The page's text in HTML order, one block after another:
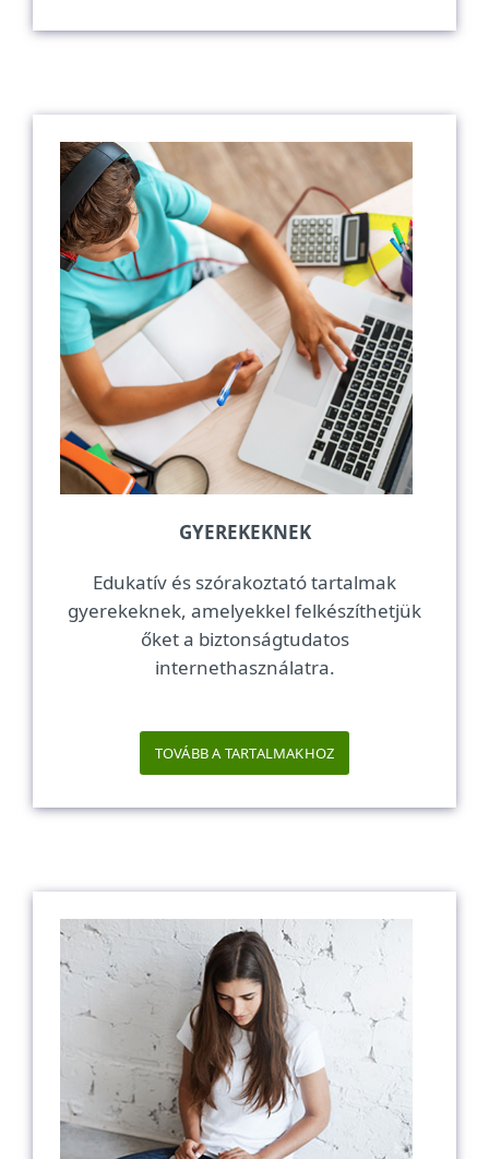
GYEREKEKNEK
Edukatív és szórakoztató tartalmak
gyerekeknek, amelyekkel felkészíthetjük
őket a biztonságtudatos
internethasználatra.
TOVÁBB A TARTALMAKHOZ